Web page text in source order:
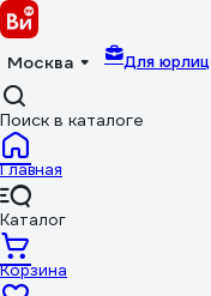
Москва Для юрлиц
Поиск в каталоге
Главная
Каталог
Корзина